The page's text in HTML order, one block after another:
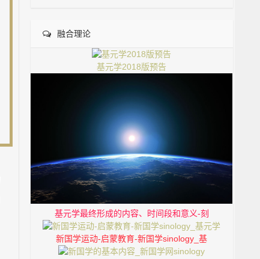
融合理论
基元学2018版预告
基元学最终形成的内容、时间段和意义-刻
新国学运动-启蒙教育-新国学sinology_基